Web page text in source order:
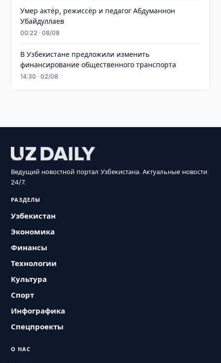
Умер актёр, режиссёр и педагог Абдуманнон
Убайдуллаев
00:22 · 08/08
В Узбекистане предложили изменить
финансирование общественного транспорта
14:30 · 02/08
Ведущий новостной портал Узбекистана. Актуальные новости
24/7.
РАЗДЕЛЫ
Узбекистан
Экономика
Финансы
Технологии
Культура
Спорт
Инфографика
Спецпроекты
О НАС